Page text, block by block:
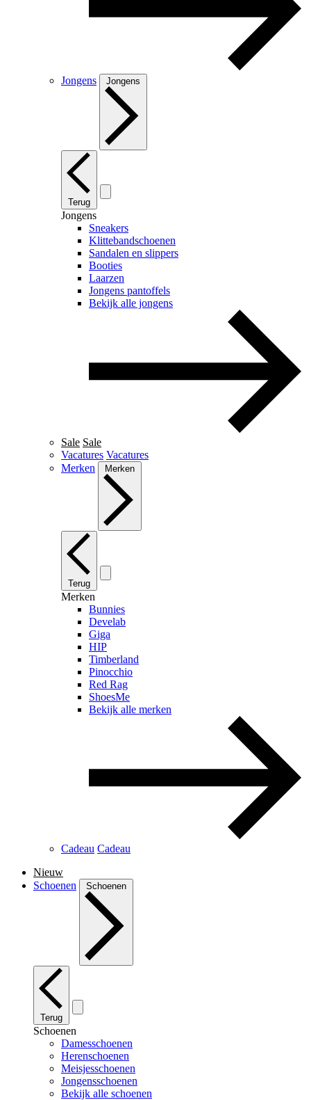
Jongens Jongens
Terug
Jongens
Sneakers
Klittebandschoenen
Sandalen en slippers
Booties
Laarzen
Jongens pantoffels
Bekijk alle jongens
Sale Sale
Vacatures Vacatures
Merken
Merken
Terug
Merken
Bunnies
Develab
Giga
HIP
Timberland
Pinocchio
Red Rag
ShoesMe
Bekijk alle merken
Cadeau Cadeau
Nieuw
Schoenen
Schoenen
Terug
Schoenen
Damesschoenen
Herenschoenen
Meisjesschoenen
Jongensschoenen
Bekijk alle schoenen